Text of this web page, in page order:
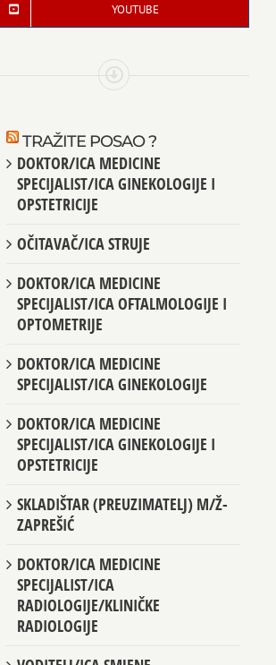
YOUTUBE
TRAŽITE POSAO ?
DOKTOR/ICA MEDICINE
SPECIJALIST/ICA GINEKOLOGIJE I
OPSTETRICIJE
OČITAVAČ/ICA STRUJE
DOKTOR/ICA MEDICINE
SPECIJALIST/ICA OFTALMOLOGIJE I
OPTOMETRIJE
DOKTOR/ICA MEDICINE
SPECIJALIST/ICA GINEKOLOGIJE
DOKTOR/ICA MEDICINE
SPECIJALIST/ICA GINEKOLOGIJE I
OPSTETRICIJE
SKLADIŠTAR (PREUZIMATELJ) M/Ž-
ZAPREŠIĆ
DOKTOR/ICA MEDICINE
SPECIJALIST/ICA
RADIOLOGIJE/KLINIČKE
RADIOLOGIJE